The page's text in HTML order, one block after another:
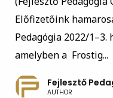
Előfizetőink
Pedagógia 2022/1–3.
amelyben a Frostig...
Fejlesztő
AUTHOR